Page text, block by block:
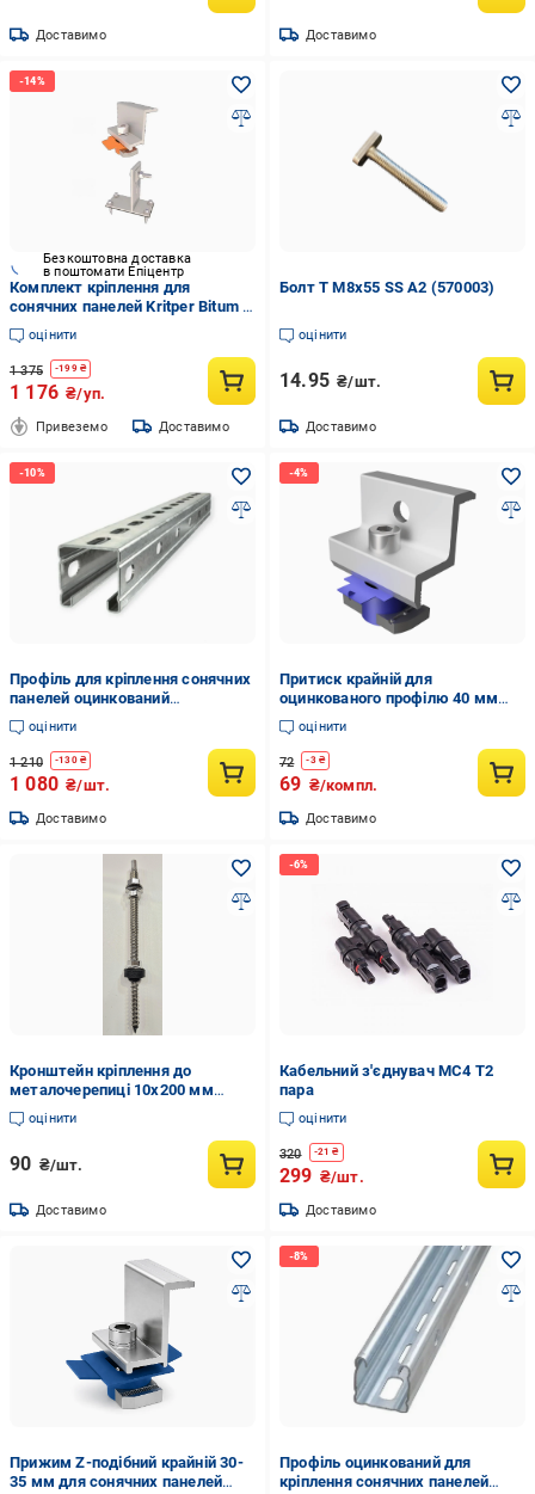
Доставимо Доставимо
Безкоштовна доставка
в поштомати Епіцентр
Комплект кріплення для
сонячних панелей Kritper Bitum I
на бітумну черепицю Білий
(27918073)
оцінити
1 375 -199₴
1 176 ₴/уп.
Привеземо Доставимо
Болт Т М8х55 SS A2 (570003)
оцінити
14.95 ₴/шт.
Доставимо
Профіль для кріплення сонячних
панелей оцинкований
41х21х10х1,4х4200 мм (0162)
оцінити
1 210 -130₴
1 080 ₴/шт.
Доставимо
Притиск крайній для
оцинкованого профілю 40 мм
(32710287)
оцінити
72 -3₴
69 ₴/компл.
Доставимо
Кронштейн кріплення до
металочерепиці 10х200 мм
нержавіючий (100046)
оцінити
90 ₴/шт.
Доставимо
Кабельний з'єднувач МС4 Т2
пара
оцінити
320 -21 ₴
299 ₴/шт.
Доставимо
Прижим Z-подібний крайній 30-
35 мм для сонячних панелей
Профіль оцинкований для
кріплення сонячних панелей